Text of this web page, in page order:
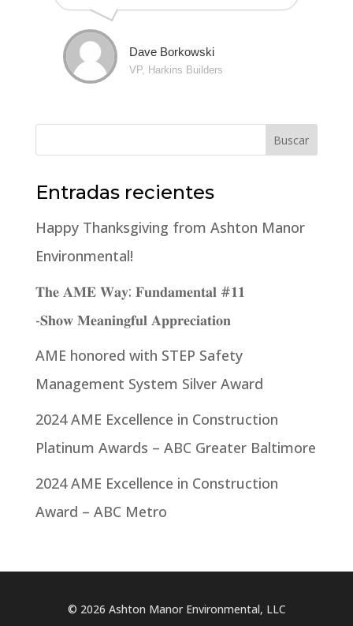
Dave Borkowski
VP, Harkins Builders
Entradas recientes
Happy Thanksgiving from Ashton Manor
Environmental!
𝐓𝐡𝐞 𝐀𝐌𝐄 𝐖𝐚𝐲: 𝐅𝐮𝐧𝐝𝐚𝐦𝐞𝐧𝐭𝐚𝐥 #𝟏𝟏
-𝐒𝐡𝐨𝐰 𝐌𝐞𝐚𝐧𝐢𝐧𝐠𝐟𝐮𝐥 𝐀𝐩𝐩𝐫𝐞𝐜𝐢𝐚𝐭𝐢𝐨𝐧
AME honored with STEP Safety
Management System Silver Award
2024 AME Excellence in Construction
Platinum Awards – ABC Greater Baltimore
2024 AME Excellence in Construction
Award – ABC Metro
© 2026 Ashton Manor Environmental, LLC